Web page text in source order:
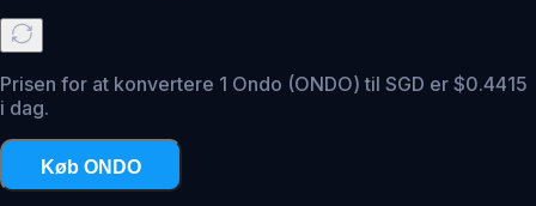
Prisen for at konvertere 1 Ondo (ONDO) til SGD er $0.4415
i dag.
Køb ONDO